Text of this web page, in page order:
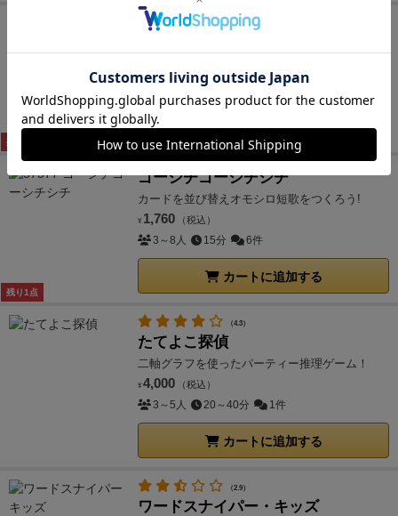
残り1点
ドロッセルマイヤーさんの法廷気分
20～30分 8件
カートに追加する
残り1点
ゴーシチゴーシチシチ
カードを並び替えオモシロ短歌をつくろう!
¥ 1,760 （税込）
3～8人 15分 6件
カートに追加する
（4.3）
たてよこ探偵
二軸グラフを使ったパーティー推理ゲーム！
¥ 4,000 （税込）
3～5人 20～40分 1件
カートに追加する
（2.9）
ワードスナイパー・キッズ